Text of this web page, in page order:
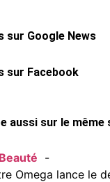
sur Google News
sur Facebook
aussi sur le même
Omega lance le